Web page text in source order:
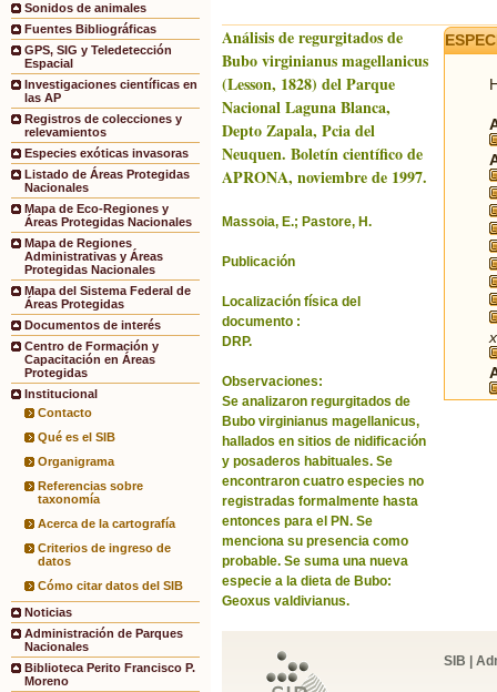
Sonidos de animales
Fuentes Bibliográficas
GPS, SIG y Teledetección
Espacial
Investigaciones científicas en
las AP
Registros de colecciones y
relevamientos
Especies exóticas invasoras
Listado de Áreas Protegidas
Nacionales
Mapa de Eco-Regiones y
Áreas Protegidas Nacionales
Mapa de Regiones
Administrativas y Áreas
Protegidas Nacionales
Mapa del Sistema Federal de
Áreas Protegidas
Documentos de interés
Centro de Formación y
Capacitación en Áreas
Protegidas
Institucional
Contacto
Qué es el SIB
Organigrama
Referencias sobre
taxonomía
Acerca de la cartografía
Criterios de ingreso de
datos
Cómo citar datos del SIB
Noticias
Administración de Parques
Nacionales
Biblioteca Perito Francisco P.
Moreno
Análisis de regurgitados de
Bubo virginianus magellanicus
(Lesson, 1828) del Parque
Nacional Laguna Blanca,
Depto Zapala, Pcia del
Neuquen. Boletín científico de
APRONA, noviembre de 1997.
Massoia, E.; Pastore, H.
Publicación
Localización física del
documento :
DRP.
Observaciones:
Se analizaron regurgitados de
Bubo virginianus magellanicus,
hallados en sitios de nidificación
y posaderos habituales. Se
encontraron cuatro especies no
registradas formalmente hasta
entonces para el PN. Se
menciona su presencia como
probable. Se suma una nueva
especie a la dieta de Bubo:
Geoxus valdivianus.
SIB |